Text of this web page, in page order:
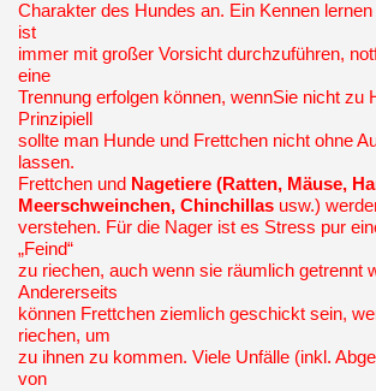
Charakter des Hundes an. Ein Kennen
ist
immer mit großer Vorsicht durchzuführen,
eine
Trennung erfolgen können, wennSie nicht zu
Prinzipiell
sollte man Hunde und Frettchen nicht ohne
lassen.
Frettchen und Nagetiere (Ratten, Mäuse,
Meerschweinchen, Chinchillas usw.)
verstehen. Für die Nager ist es Stress pur
„Feind“
zu riechen, auch wenn sie räumlich getrennt
Andererseits
können Frettchen ziemlich geschickt sein,
riechen, um
zu ihnen zu kommen. Viele Unfälle (inkl.
von